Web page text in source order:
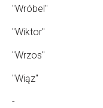
"Wróbel"
"Wiktor"
"Wrzos"
"Wiąz"
-